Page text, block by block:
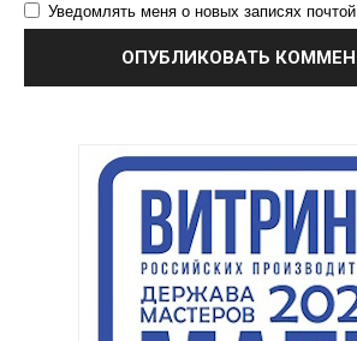
Уведомлять меня о новых записях почтой.